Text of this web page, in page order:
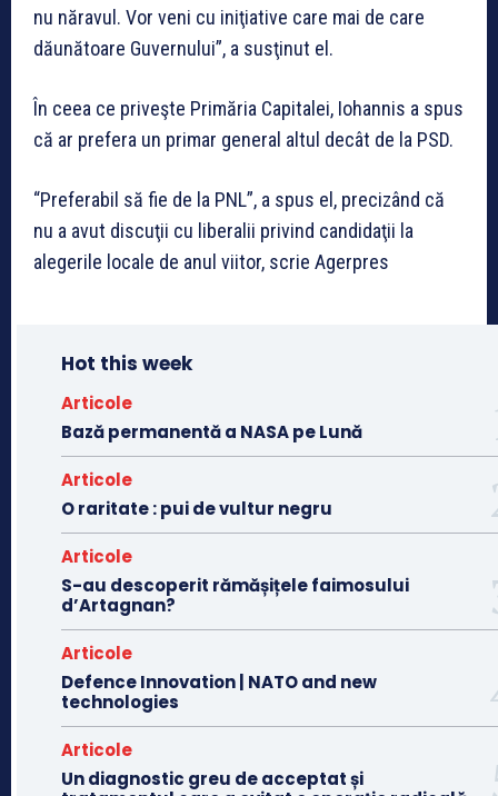
nu năravul. Vor veni cu iniţiative care mai de care
dăunătoare Guvernului”, a susţinut el.
În ceea ce priveşte Primăria Capitalei, Iohannis a spus
că ar prefera un primar general altul decât de la PSD.
“Preferabil să fie de la PNL”, a spus el, precizând că
nu a avut discuţii cu liberalii privind candidaţii la
alegerile locale de anul viitor, scrie Agerpres
Hot this week
Articole
Bază permanentă a NASA pe Lună
Articole
O raritate : pui de vultur negru
Articole
S-au descoperit rămășițele faimosului
d’Artagnan?
Articole
Defence Innovation | NATO and new
technologies
Articole
Un diagnostic greu de acceptat și